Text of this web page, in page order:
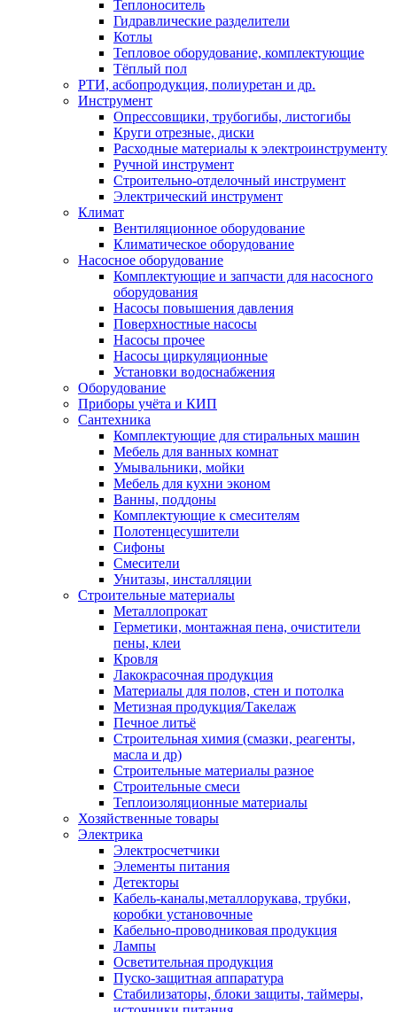
Теплоноситель
Гидравлические разделители
Котлы
Тепловое оборудование, комплектующие
Тёплый пол
РТИ, асбопродукция, полиуретан и др.
Инструмент
Опрессовщики, трубогибы, листогибы
Круги отрезные, диски
Расходные материалы к электроинструменту
Ручной инструмент
Строительно-отделочный инструмент
Электрический инструмент
Климат
Вентиляционное оборудование
Климатическое оборудование
Насосное оборудование
Комплектующие и запчасти для насосного
оборудования
Насосы повышения давления
Поверхностные насосы
Насосы прочее
Насосы циркуляционные
Установки водоснабжения
Оборудование
Приборы учёта и КИП
Сантехника
Комплектующие для стиральных машин
Мебель для ванных комнат
Умывальники, мойки
Мебель для кухни эконом
Ванны, поддоны
Комплектующие к смесителям
Полотенцесушители
Сифоны
Смесители
Унитазы, инсталляции
Строительные материалы
Металлопрокат
Герметики, монтажная пена, очистители
пены, клеи
Кровля
Лакокрасочная продукция
Материалы для полов, стен и потолка
Метизная продукция/Такелаж
Печное литьё
Строительная химия (смазки, реагенты,
масла и др)
Строительные материалы разное
Строительные смеси
Теплоизоляционные материалы
Хозяйственные товары
Электрика
Электросчетчики
Элементы питания
Детекторы
Кабель-каналы,металлорукава, трубки,
коробки установочные
Кабельно-проводниковая продукция
Лампы
Осветительная продукция
Пуско-защитная аппаратура
Стабилизаторы, блоки защиты, таймеры,